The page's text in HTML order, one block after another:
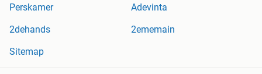
Perskamer
Adevinta
2dehands
2ememain
Sitemap